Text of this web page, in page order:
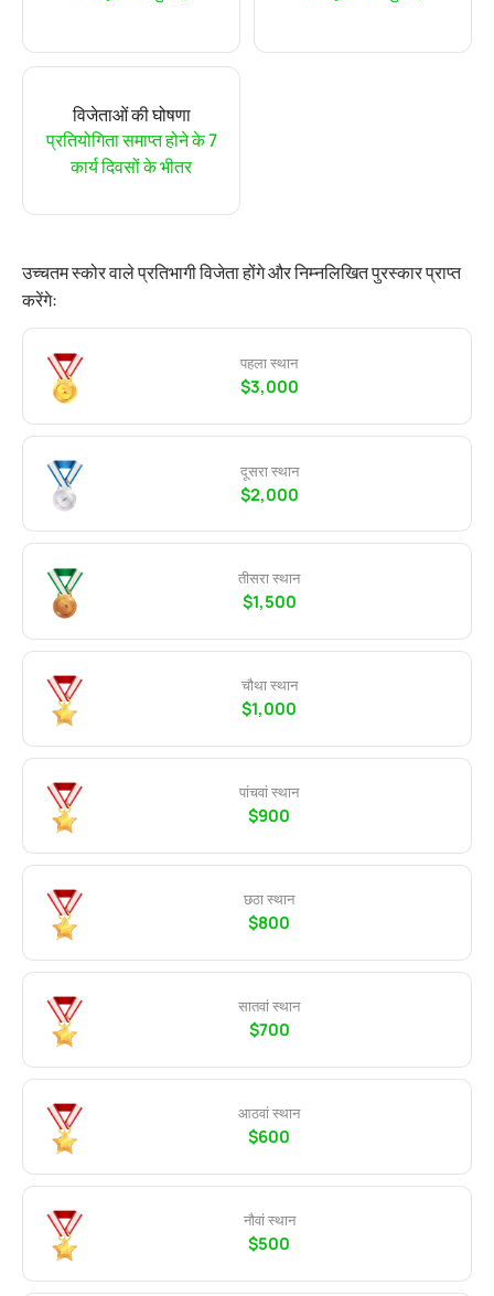
विजेताओं की घोषणा
प्रतियोगिता समाप्त होने के 7
कार्य दिवसों के भीतर
उच्चतम स्कोर वाले प्रतिभागी विजेता होंगे और निम्नलिखित पुरस्कार प्राप्त
करेंगे:
पहला स्थान
$3,000
दूसरा स्थान
$2,000
तीसरा स्थान
$1,500
चौथा स्थान
$1,000
पांचवां स्थान
$900
छठा स्थान
$800
सातवां स्थान
$700
आठवां स्थान
$600
नौवां स्थान
$500